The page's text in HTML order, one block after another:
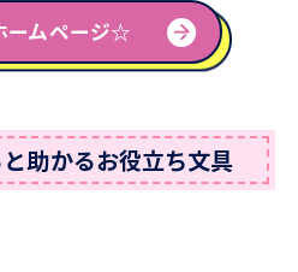
ームページ☆
助かるお役立ち文具